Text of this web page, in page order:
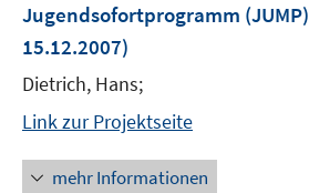
Jugendsofortprogramm (JUMP)
15.12.2007)
Dietrich, Hans;
Link zur Projektseite
mehr Informationen